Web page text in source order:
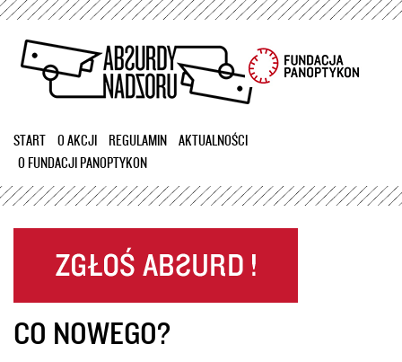
Przejdź
treści
START O AKCJI REGULAMIN
AKTUALNOŚCI
O FUNDACJI PANOPTYKON
CO NOWEGO?